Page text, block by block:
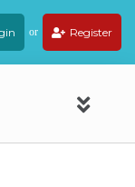
or Register